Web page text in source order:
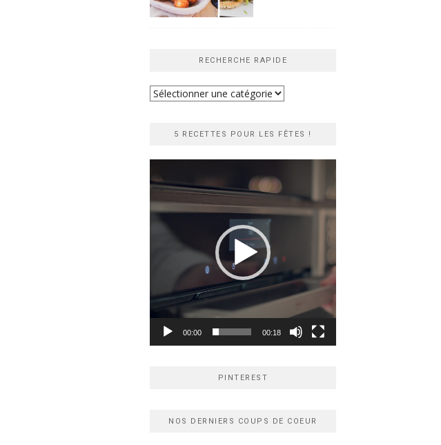
RECHERCHE RAPIDE
Recherche
5 RECETTES POUR LES FÊTES !
vidéo
00:00 00:18
PINTEREST
NOS DERNIERS COUPS DE COEUR